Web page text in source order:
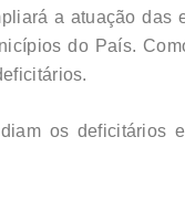
a atuação das
do País.
os deficitários